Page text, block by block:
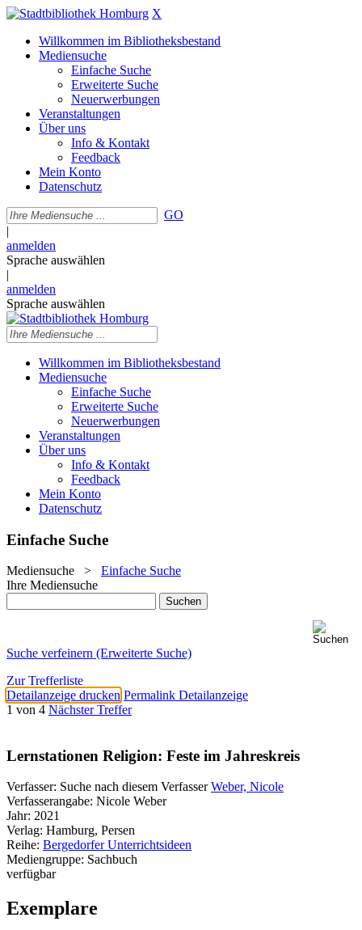
X
Willkommen im Bibliotheksbestand
Mediensuche
Einfache Suche
Erweiterte Suche
Neuerwerbungen
Veranstaltungen
Über uns
Info & Kontakt
Feedback
Mein Konto
Datenschutz
GO
|
anmelden
Sprache auswählen
|
anmelden
Sprache auswählen
Willkommen im Bibliotheksbestand
Mediensuche
Einfache Suche
Erweiterte Suche
Neuerwerbungen
Veranstaltungen
Über uns
Info & Kontakt
Feedback
Mein Konto
Datenschutz
Einfache Suche
Mediensuche > Einfache Suche
Ihre Mediensuche
Suche verfeinern (Erweiterte Suche)
Zur Trefferliste
Detailanzeige drucken Permalink Detailanzeige
1 von 4 Nächster Treffer
Lernstationen Religion: Feste im Jahreskreis
Verfasser: Suche nach diesem Verfasser Weber, Nicole
Verfasserangabe: Nicole Weber
Jahr: 2021
Verlag: Hamburg, Persen
Reihe: Bergedorfer Unterrichtsideen
Mediengruppe: Sachbuch
verfügbar
Exemplare